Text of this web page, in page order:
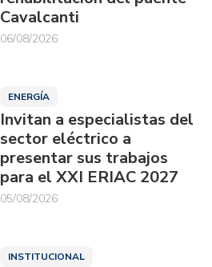
Cavalcanti
06/08/2026
ENERGÍA
Invitan a especialistas del
sector eléctrico a
presentar sus trabajos
para el XXI ERIAC 2027
05/08/2026
INSTITUCIONAL